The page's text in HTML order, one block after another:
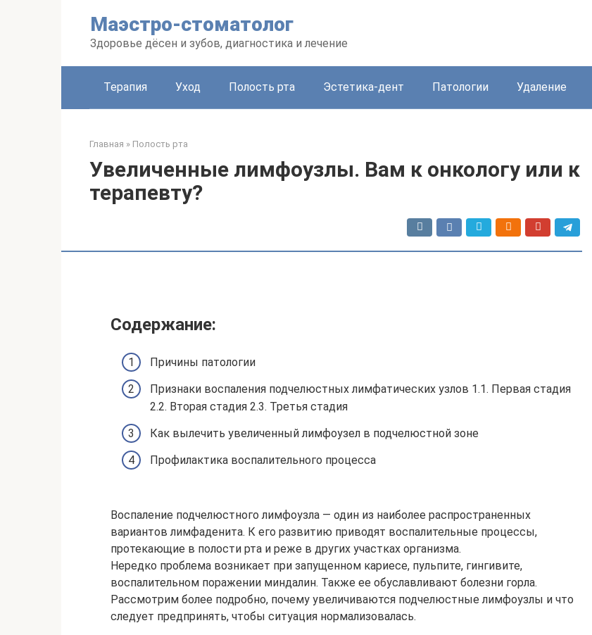
Маэстро-стоматолог
Здоровье дёсен и зубов, диагностика и лечение
Терапия Уход Полость рта Эстетика-дент Патологии Удаление
Главная » Полость рта
Увеличенные лимфоузлы. Вам к онкологу или к
терапевту?
Содержание:
Причины патологии
Признаки воспаления подчелюстных лимфатических узлов 1.1. Первая стадия
2.2. Вторая стадия 2.3. Третья стадия
Как вылечить увеличенный лимфоузел в подчелюстной зоне
Профилактика воспалительного процесса
Воспаление подчелюстного лимфоузла — один из наиболее распространенных
вариантов лимфаденита. К его развитию приводят воспалительные процессы,
протекающие в полости рта и реже в других участках организма.
Нередко проблема возникает при запущенном кариесе, пульпите, гингивите,
воспалительном поражении миндалин. Также ее обуславливают болезни горла.
Рассмотрим более подробно, почему увеличиваются подчелюстные лимфоузлы и что
следует предпринять, чтобы ситуация нормализовалась.